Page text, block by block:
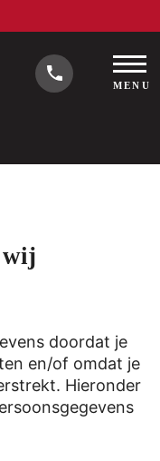
MENU
wij
doordat je
en/of omdat je
Hieronder